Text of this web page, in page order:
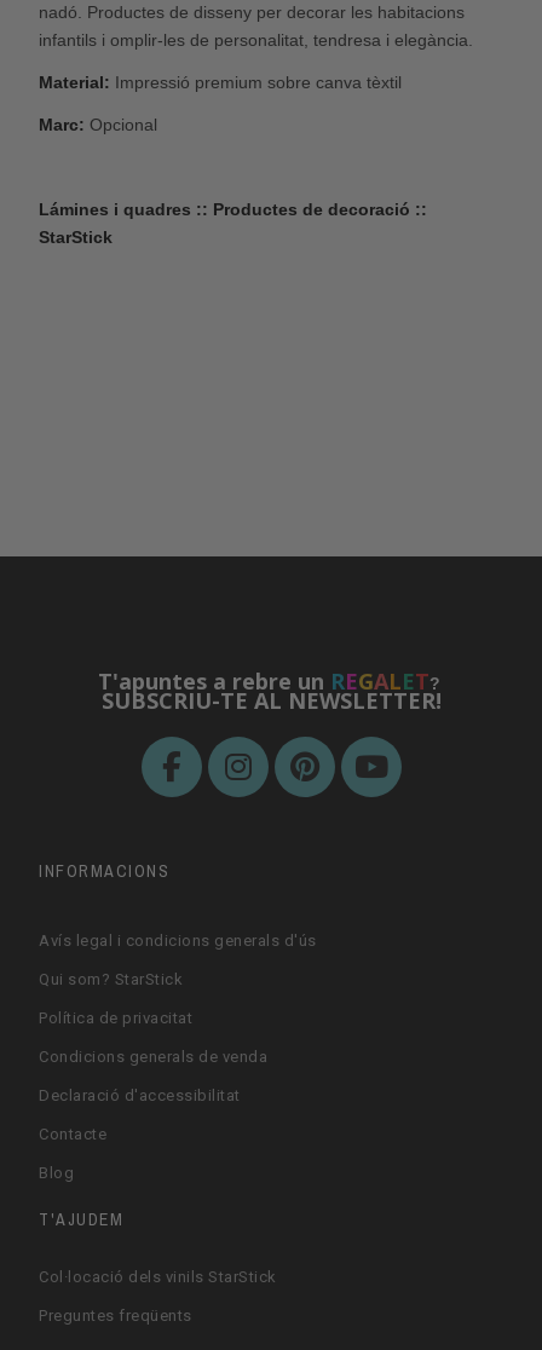
nadó. Productes de disseny per decorar les habitacions
infantils i omplir-les de personalitat, tendresa i elegància.
Material: Impressió premium sobre canva tèxtil
Marc: Opcional
Lámines i quadres :: Productes de decoració ::
StarStick
T'apuntes a rebre un REGALET?
SUBSCRIU-TE AL NEWSLETTER!
INFORMACIONS
Avís legal i condicions generals d'ús
Qui som? StarStick
Política de privacitat
Condicions generals de venda
Declaració d'accessibilitat
Contacte
Blog
T'AJUDEM
Col·locació dels vinils StarStick
Preguntes freqüents